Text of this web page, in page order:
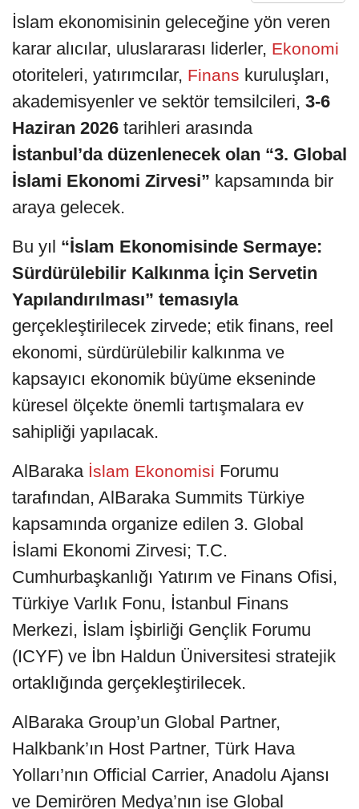
İslam ekonomisinin geleceğine yön veren
karar alıcılar, uluslararası liderler, Ekonomi
otoriteleri, yatırımcılar, Finans kuruluşları,
akademisyenler ve sektör temsilcileri, 3-6
Haziran 2026 tarihleri arasında
İstanbul’da düzenlenecek olan “3. Global
İslami Ekonomi Zirvesi” kapsamında bir
araya gelecek.
Bu yıl “İslam Ekonomisinde Sermaye:
Sürdürülebilir Kalkınma İçin Servetin
Yapılandırılması” temasıyla
gerçekleştirilecek zirvede; etik finans, reel
ekonomi, sürdürülebilir kalkınma ve
kapsayıcı ekonomik büyüme ekseninde
küresel ölçekte önemli tartışmalara ev
sahipliği yapılacak.
AlBaraka İslam Ekonomisi Forumu
tarafından, AlBaraka Summits Türkiye
kapsamında organize edilen 3. Global
İslami Ekonomi Zirvesi; T.C.
Cumhurbaşkanlığı Yatırım ve Finans Ofisi,
Türkiye Varlık Fonu, İstanbul Finans
Merkezi, İslam İşbirliği Gençlik Forumu
(ICYF) ve İbn Haldun Üniversitesi stratejik
ortaklığında gerçekleştirilecek.
AlBaraka Group’un Global Partner,
Halkbank’ın Host Partner, Türk Hava
Yolları’nın Official Carrier, Anadolu Ajansı
ve Demirören Medya’nın ise Global